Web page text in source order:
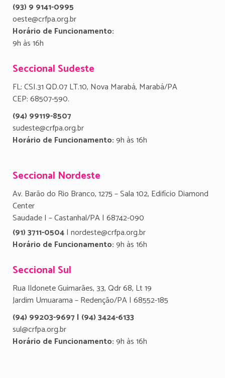
(93) 9 9141-0995
oeste@crfpa.org.br
Horário de Funcionamento:
9h às 16h
Seccional Sudeste
FL: CSI.31 QD.07 LT.10, Nova Marabá, Marabá/PA
CEP: 68507-590.
(94) 99119-8507
sudeste@crfpa.org.br
Horário de Funcionamento:9h às 16h
Seccional Nordeste
Av. Barão do Rio Branco, 1275 – Sala 102, Edifício Diamond
Center
Saudade I – Castanhal/PA | 68742-090
(91) 3711-0504| nordeste@crfpa.org.br
Horário de Funcionamento:9h às 16h
Seccional Sul
Rua Ildonete Guimarães, 33, Qdr 68, Lt 19
Jardim Umuarama – Redenção/PA | 68552-185
(94) 99203-9697 | (94) 3424-6133
sul@crfpa.org.br
Horário de Funcionamento:9h às 16h